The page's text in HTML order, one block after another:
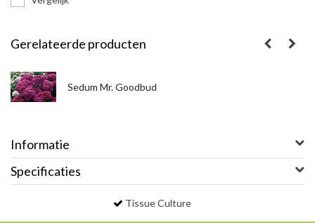
Gerelateerde producten
Sedum Mr. Goodbud
Informatie
Specificaties
Tissue Culture